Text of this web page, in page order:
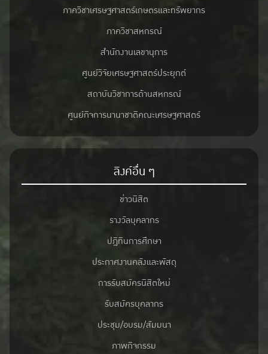
ภาควิชาเศรษฐศาสตร์เกษตรและทรัพยากร
ภาควิชาสหกรณ์
สำนักงานเลขานุการ
ศูนย์วิจัยเศรษฐศาสตร์ประยุกต์
สถาบันวิชาการด้านสหกรณ์
ศูนย์กิจการนานาชาติคณะเศรษฐศาสตร์
ลิงค์อื่น ๆ
ข่าวนิสิต
รางวัลบุคลากร
ปฎิทินการศึกษา
ประกาศงานคลังและพัสดุ
การรับสมัครนิสิตใหม่
รับสมัครบุคลากร
ประชุม/อบรม/สัมมนา
ภาพกิจกรรม